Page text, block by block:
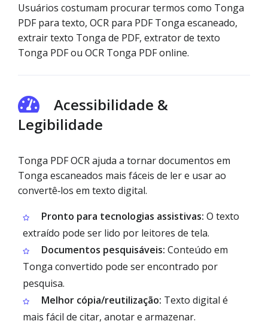
Usuários costumam procurar termos como Tonga
PDF para texto, OCR para PDF Tonga escaneado,
extrair texto Tonga de PDF, extrator de texto
Tonga PDF ou OCR Tonga PDF online.
Acessibilidade &
Legibilidade
Tonga PDF OCR ajuda a tornar documentos em
Tonga escaneados mais fáceis de ler e usar ao
convertê‑los em texto digital.
Pronto para tecnologias assistivas: O texto
extraído pode ser lido por leitores de tela.
Documentos pesquisáveis: Conteúdo em
Tonga convertido pode ser encontrado por
pesquisa.
Melhor cópia/reutilização: Texto digital é
mais fácil de citar, anotar e armazenar.